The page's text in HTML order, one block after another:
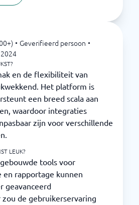
• Geverifieerd persoon •
en de flexibiliteit van
Het platform is
een breed scala aan
waardoor integraties
zijn voor verschillende
LEUK?
tools voor
en rapportage kunnen
geavanceerd
de gebruikerservaring